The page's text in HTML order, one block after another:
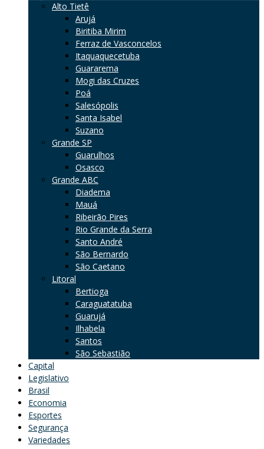
Alto Tietê
Arujá
Biritiba Mirim
Ferraz de Vasconcelos
Itaquaquecetuba
Guararema
Mogi das Cruzes
Poá
Salesópolis
Santa Isabel
Suzano
Grande SP
Guarulhos
Osasco
Grande ABC
Diadema
Mauá
Ribeirão Pires
Rio Grande da Serra
Santo André
São Bernardo
São Caetano
Litoral
Bertioga
Caraguatatuba
Guarujá
Ilhabela
Santos
São Sebastião
Capital
Legislativo
Brasil
Economia
Esportes
Segurança
Variedades